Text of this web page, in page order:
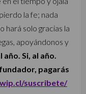
la fe; nada
hará solo gracias la
apoyándonos y
Si, al año.
pagarás
suscribete/